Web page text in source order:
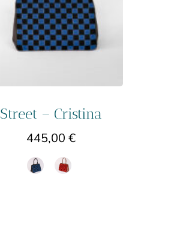
Street – Cristina
445,00 €